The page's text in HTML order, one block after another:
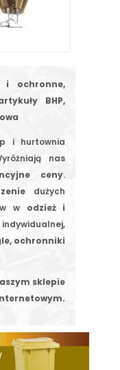
i ochronne,
BHP,
i hurtownia
nas
ceny.
dużych
w odzież i
ochronniki
sklepie